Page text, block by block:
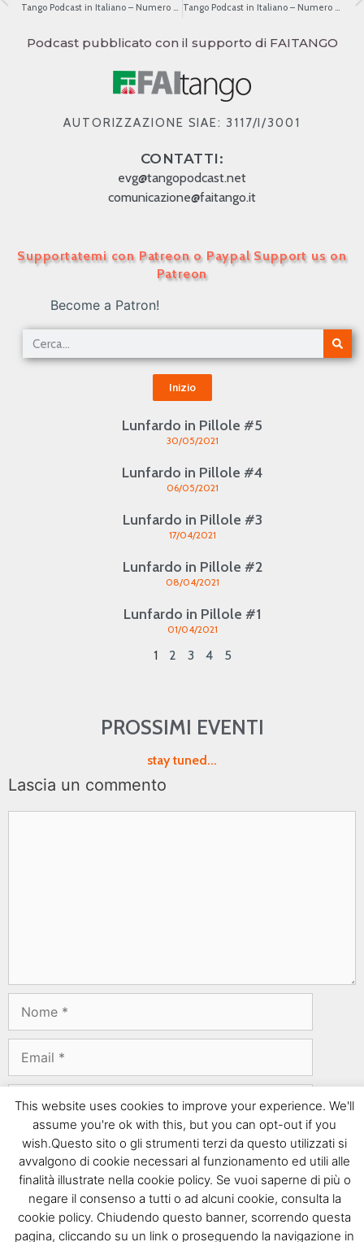
Tango Podcast in Italiano – Numero 298 – L’evoluzione strumentale del Tango IX Tango Podcast in Italiano – Numero 300 – L’evoluzione strumentale del Tango XI
Podcast pubblicato con il supporto di FAITANGO
AUTORIZZAZIONE SIAE: 3117/I/3001
CONTATTI:
evg@tangopodcast.net
comunicazione@faitango.it
Supportatemi con Patreon o Paypal Support us on
Patreon
Become a Patron!
Inizio
Lunfardo in Pillole #5
30/05/2021
Lunfardo in Pillole #4
06/05/2021
Lunfardo in Pillole #3
17/04/2021
Lunfardo in Pillole #2
08/04/2021
Lunfardo in Pillole #1
01/04/2021
1 2 3 4 5
PROSSIMI EVENTI
stay tuned...
Lascia un commento
Questo sito usa Akismet per ridurre lo spam.Scopri
come i tuoi dati vengono elaborati.
This website uses cookies to improve your experience. We'll
assume you're ok with this, but you can opt-out if you
wish.Questo sito o gli strumenti terzi da questo utilizzati si
avvalgono di cookie necessari al funzionamento ed utili alle
finalità illustrate nella cookie policy. Se vuoi saperne di più o
negare il consenso a tutti o ad alcuni cookie, consulta la
cookie policy. Chiudendo questo banner, scorrendo questa
pagina, cliccando su un link o proseguendo la navigazione in